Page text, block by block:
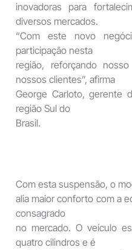
inovadoras para
diversos mercados.
“Com este novo
participação nesta
região, reforçando
nossos clientes”, afirma
George Carloto, gerente
região Sul do
Brasil.
Com esta suspensão, o
alia maior conforto com a
consagrado
no mercado. O veículo
quatro cilindros e é